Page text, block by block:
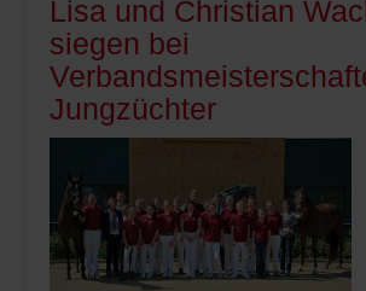
Lisa und Christian
siegen bei
Jungzüchter